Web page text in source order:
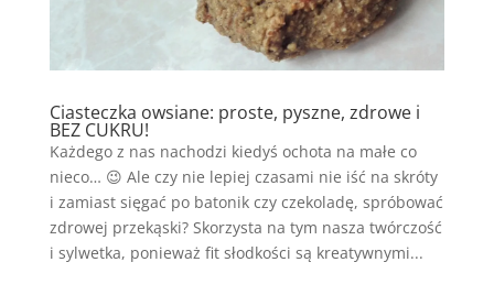
Ciasteczka owsiane: proste, pyszne, zdrowe i
BEZ CUKRU!
Każdego z nas nachodzi kiedyś ochota na małe co
nieco… 😉 Ale czy nie lepiej czasami nie iść na skróty
i zamiast sięgać po batonik czy czekoladę, spróbować
zdrowej przekąski? Skorzysta na tym nasza twórczość
i sylwetka, ponieważ fit słodkości są kreatywnymi...